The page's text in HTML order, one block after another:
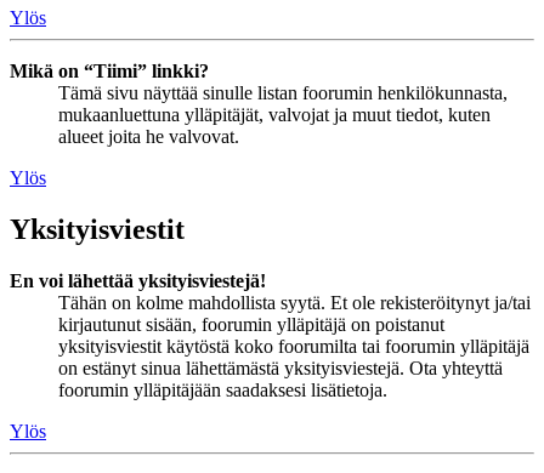
Ylös
Mikä on “Tiimi” linkki?
Tämä sivu näyttää sinulle listan foorumin henkilökunnasta,
mukaanluettuna ylläpitäjät, valvojat ja muut tiedot, kuten
alueet joita he valvovat.
Ylös
Yksityisviestit
En voi lähettää yksityisviestejä!
Tähän on kolme mahdollista syytä. Et ole rekisteröitynyt ja/tai
kirjautunut sisään, foorumin ylläpitäjä on poistanut
yksityisviestit käytöstä koko foorumilta tai foorumin ylläpitäjä
on estänyt sinua lähettämästä yksityisviestejä. Ota yhteyttä
foorumin ylläpitäjään saadaksesi lisätietoja.
Ylös